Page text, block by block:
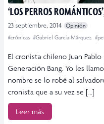
‘LOS PERROS
23 septiembre, 2014
Opinión
#crónicas #Gabriel García Márquez
El cronista chileno Juan
Generación Bang. Yo les
nombre se lo robé al
cronista que a su vez se […]
Leer más